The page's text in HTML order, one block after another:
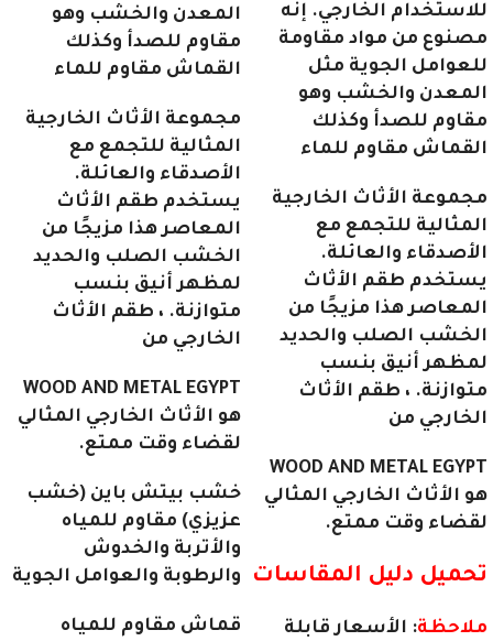
للاستخدام الخارجي. إنه
مصنوع من مواد مقاومة
للعوامل الجوية مثل
المعدن والخشب وهو
مقاوم للصدأ وكذلك
القماش مقاوم للماء
مجموعة الأثاث الخارجية
المثالية للتجمع مع
الأصدقاء والعائلة.
يستخدم طقم الأثاث
المعاصر هذا مزيجًا من
الخشب الصلب والحديد
لمظهر أنيق بنسب
متوازنة. ، طقم الأثاث
الخارجي من
WOOD AND METAL EGYPT
هو الأثاث الخارجي المثالي
لقضاء وقت ممتع.
تحميل دليل المقاسات
ملاحظة: الأسعار قابلة
المعدن والخشب وهو
مقاوم للصدأ وكذلك
القماش مقاوم للماء
مجموعة الأثاث الخارجية
المثالية للتجمع مع
الأصدقاء والعائلة.
يستخدم طقم الأثاث
المعاصر هذا مزيجًا من
الخشب الصلب والحديد
لمظهر أنيق بنسب
متوازنة. ، طقم الأثاث
الخارجي من
WOOD AND METAL EGYPT
هو الأثاث الخارجي المثالي
لقضاء وقت ممتع.
خشب بيتش باين (خشب
عزيزي) مقاوم للمياه
والأتربة والخدوش
والرطوبة والعوامل الجوية
قماش مقاوم للمياه